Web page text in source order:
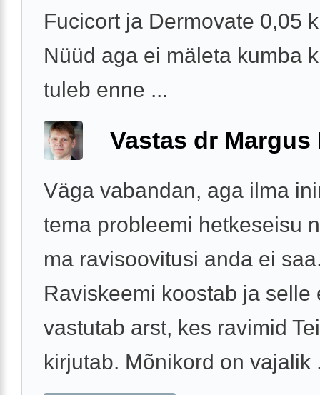
Fucicort ja Dermovate 0,05
Nüüd aga ei mäleta kumba
tuleb enne ...
Vastas dr Margus
Väga vabandan, aga ilma
tema probleemi hetkeseisu
ma ravisoovitusi anda ei
Raviskeemi koostab ja selle
vastutab arst, kes ravimid
kirjutab. Mõnikord on vajalik